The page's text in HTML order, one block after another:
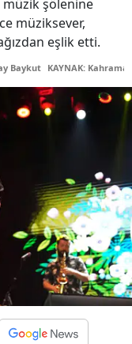
şölenine
müziksever,
eşlik etti.
Baykut KAYNAK: